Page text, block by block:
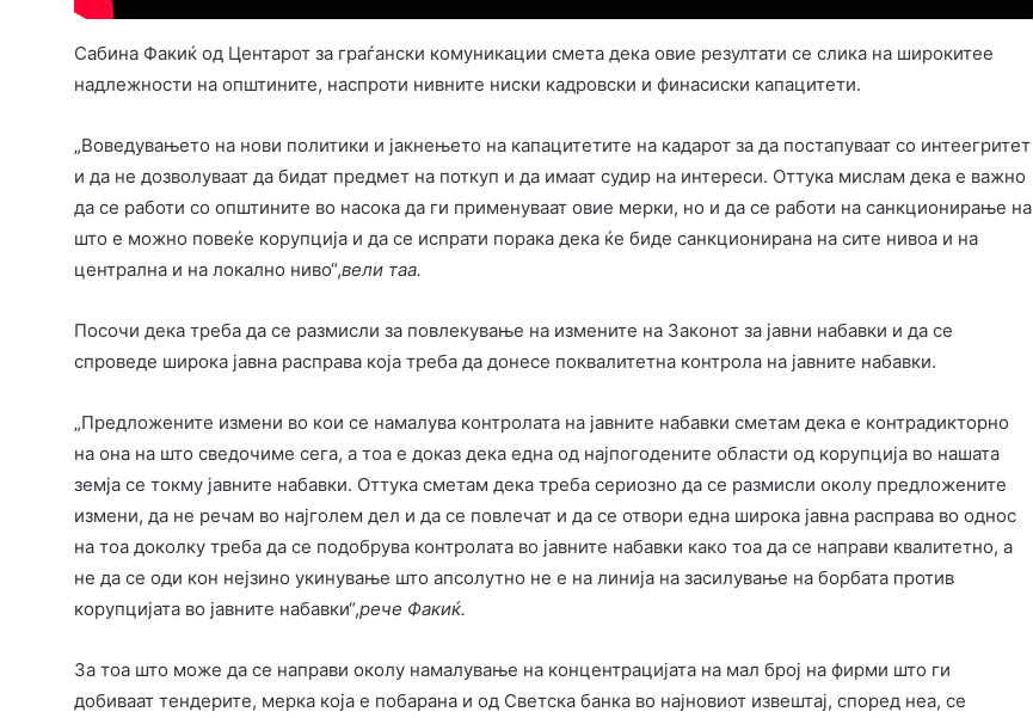
Сабина Факиќ од Центарот за граѓански комуникации смета дека овие резултати се слика на широкитее
надлежности на општините, наспроти нивните ниски кадровски и финасиски капацитети.
„Воведувањето на нови политики и јакнењето на капацитетите на кадарот за да постапуваат со интеегритет
и да не дозволуваат да бидат предмет на поткуп и да имаат судир на интереси. Оттука мислам дека е важно
да се работи со општините во насока да ги применуваат овие мерки, но и да се работи на санкционирање на
што е можно повеќе корупција и да се испрати порака дека ќе биде санкционирана на сите нивоа и на
централна и на локално ниво“,вели таа.
Посочи дека треба да се размисли за повлекување на измените на Законот за јавни набавки и да се
спроведе широка јавна расправа која треба да донесе поквалитетна контрола на јавните набавки.
„Предложените измени во кои се намалува контролата на јавните набавки сметам дека е контрадикторно
на она на што сведочиме сега, а тоа е доказ дека една од најпогодените области од корупција во нашата
земја се токму јавните набавки. Оттука сметам дека треба сериозно да се размисли околу предложените
измени, да не речам во најголем дел и да се повлечат и да се отвори една широка јавна расправа во однос
на тоа доколку треба да се подобрува контролата во јавните набавки како тоа да се направи квалитетно, а
не да се оди кон нејзино укинување што апсолутно не е на линија на засилување на борбата против
корупцијата во јавните набавки“,рече Факиќ.
За тоа што може да се направи околу намалување на концентрацијата на мал број на фирми што ги
добиваат тендерите, мерка која е побарана и од Светска банка во најновиот извештај, според неа, се